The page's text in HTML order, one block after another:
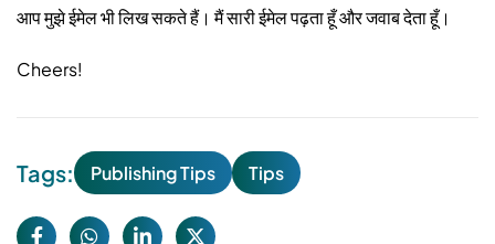
आप मुझे ईमेल भी लिख सकते हैं। मैं सारी ईमेल पढ़ता हूँ और जवाब देता हूँ।
Cheers!
Tags: Publishing Tips Tips